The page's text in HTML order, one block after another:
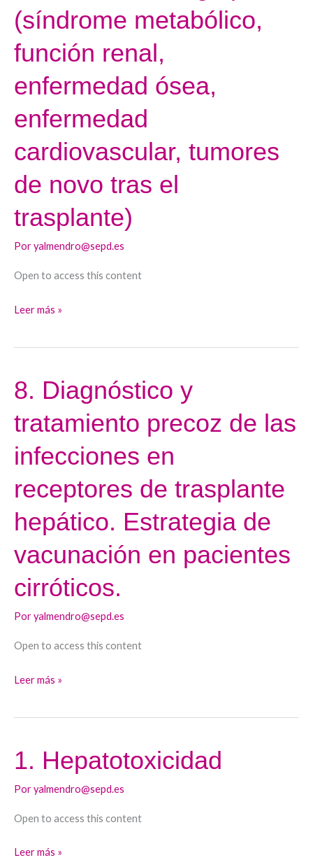
(síndrome metabólico,
función renal,
enfermedad ósea,
enfermedad
cardiovascular, tumores
de novo tras el
trasplante)
Poryalmendro@sepd.es
Open to access this content
largo
plazo
(síndrome
metabólico,
renal,
enfermedad
ósea,
enfermedad
cardiovascular,
tumores
novo
tras
trasplante)
Leer más »
8. Diagnóstico y
tratamiento precoz de las
infecciones en
receptores de trasplante
hepático. Estrategia de
vacunación en pacientes
cirróticos.
Poryalmendro@sepd.es
Open to access this content
8.
Diagnóstico
y
precoz
las
infecciones
en
receptores
trasplante
de
en
Leer más »
1. Hepatotoxicidad
Poryalmendro@sepd.es
Open to access this content
1.
Hepatotoxicidad
Leer más »